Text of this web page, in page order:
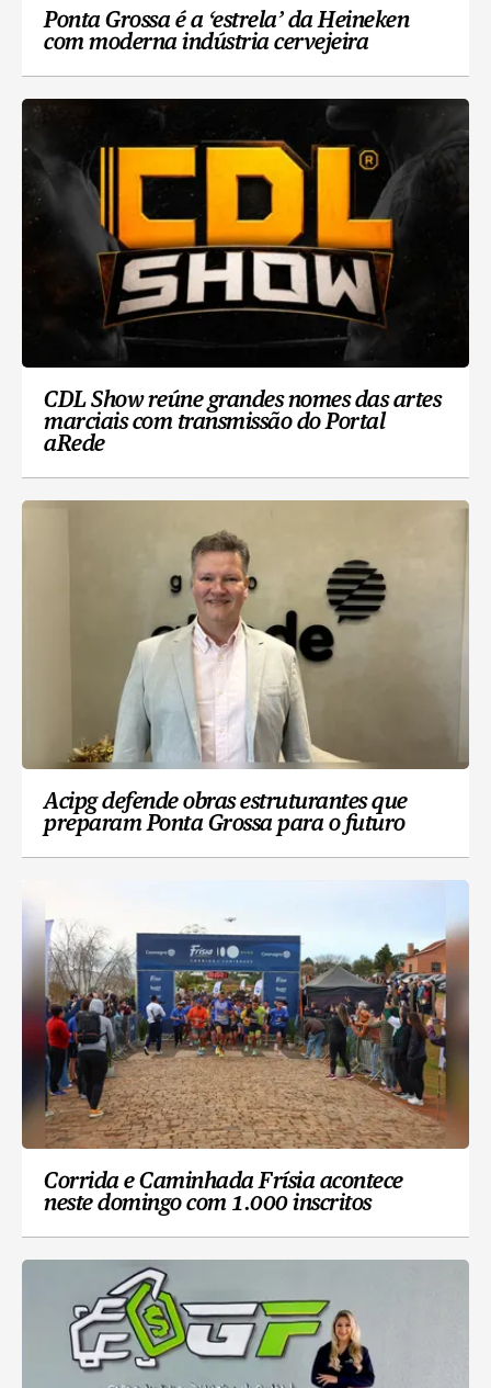
Ponta Grossa é a ‘estrela’ da Heineken
com moderna indústria cervejeira
CDL Show reúne grandes nomes das artes
marciais com transmissão do Portal
aRede
Acipg defende obras estruturantes que
preparam Ponta Grossa para o futuro
Corrida e Caminhada Frísia acontece
neste domingo com 1.000 inscritos